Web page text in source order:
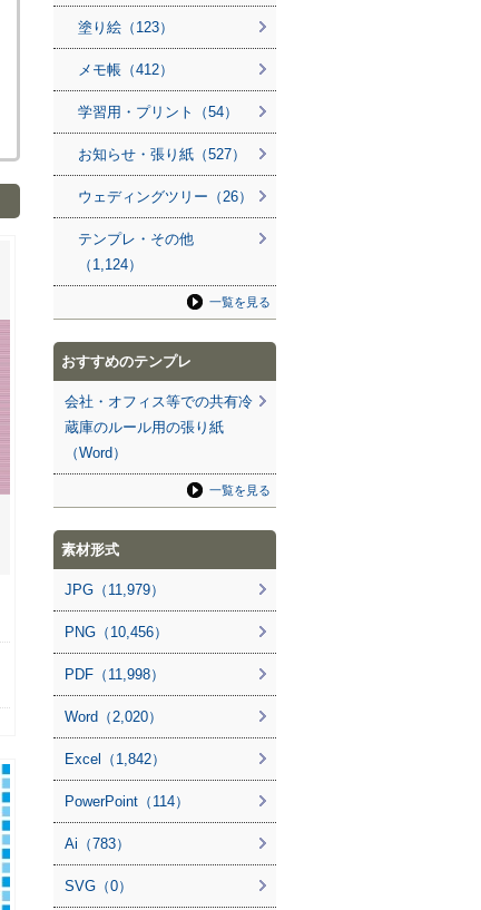
塗り絵（123）
メモ帳（412）
学習用・プリント（54）
お知らせ・張り紙（527）
ウェディングツリー（26）
テンプレ・その他
（1,124）
一覧を見る
おすすめのテンプレ
会社・オフィス等での共有冷
蔵庫のルール用の張り紙
（Word）
一覧を見る
素材形式
JPG（11,979）
PNG（10,456）
PDF（11,998）
Word（2,020）
Excel（1,842）
PowerPoint（114）
Ai（783）
SVG（0）